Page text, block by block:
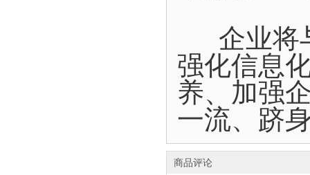
企业将
强化信息
养、加强
一流、跻
商品评论